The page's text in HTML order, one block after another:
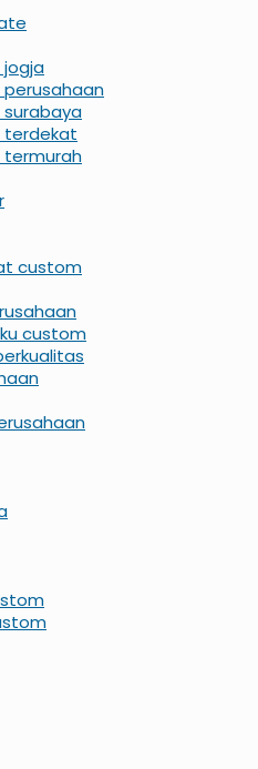
terdekat
custom
custom